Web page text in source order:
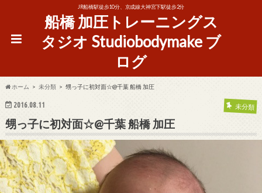
JR船橋駅徒歩10分、京成線大神宮下駅徒歩2分
船橋 加圧トレーニングス
タジオ Studiobodymake ブ
ログ
ホーム 未分類 甥っ子に初対面☆@千葉 船橋 加圧
2016.08.11 未分類
甥っ子に初対面☆@千葉 船橋 加圧